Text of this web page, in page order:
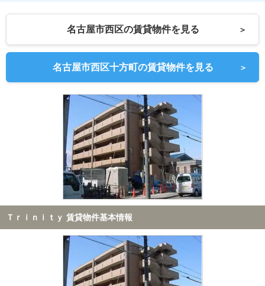
不動産会社から
TOP
名古屋市西区の賃貸物件を見る ＞
名古屋市西区十方町の賃貸物件を見る ＞
Ｔｒｉｎｉｔｙ 賃貸物件基本情報